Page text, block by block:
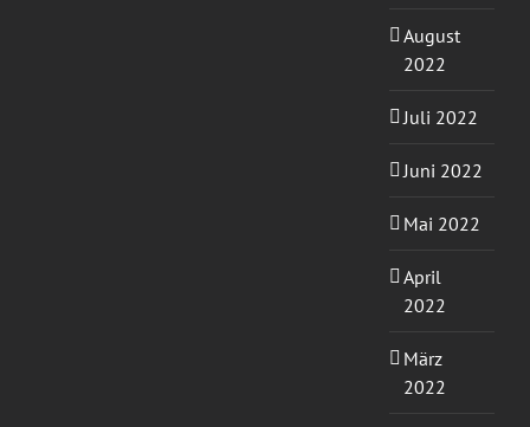
August
2022
Juli 2022
Juni 2022
Mai 2022
April
2022
März
2022